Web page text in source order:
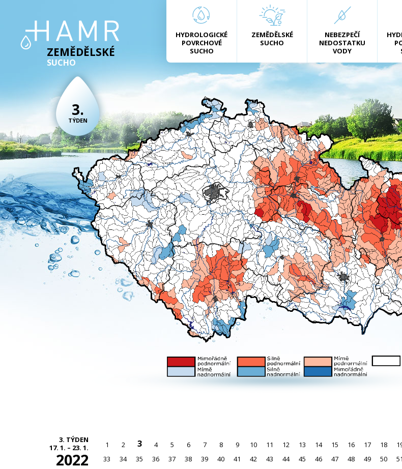
HYDROLOGICKÉ
POVRCHOVÉ
SUCHO
ZEMĚDĚLSKÉ
SUCHO
NEBEZPEČÍ
NEDOSTATKU
VODY
ZEMĚDĚLSKÉ
SUCHO
3.
TÝDEN
3. TÝDEN
17. 1. – 23. 1.
2022
1 2 3 4 5 6 7 8 9 10 11 12 13 14 15 16 17 18
33
34 35 36 37 38 39 40 41 42 43 44 45 46 47 48 49 50 51